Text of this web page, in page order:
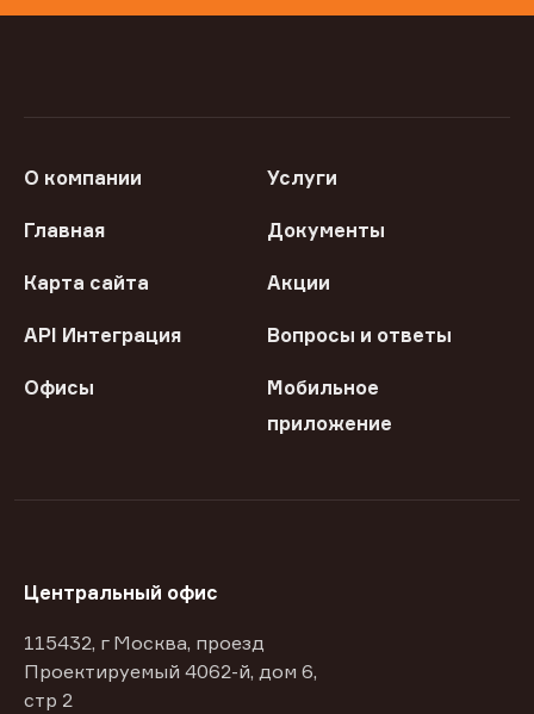
О компании Услуги
Главная Документы
Карта сайта Акции
API Интеграция Вопросы и ответы
Офисы
Мобильное
приложение
Центральный офис
115432, г Москва, проезд
Проектируемый 4062-й, дом 6,
стр 2